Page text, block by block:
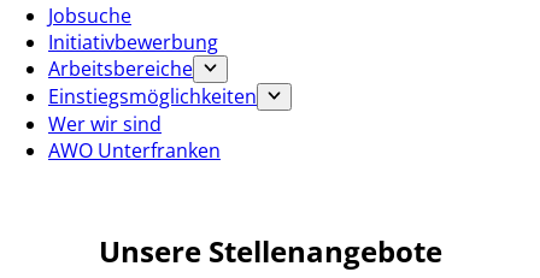
Jobsuche
Initiativbewerbung
Arbeitsbereiche
Einstiegsmöglichkeiten
Wer wir sind
AWO Unterfranken
Unsere Stellenangebote